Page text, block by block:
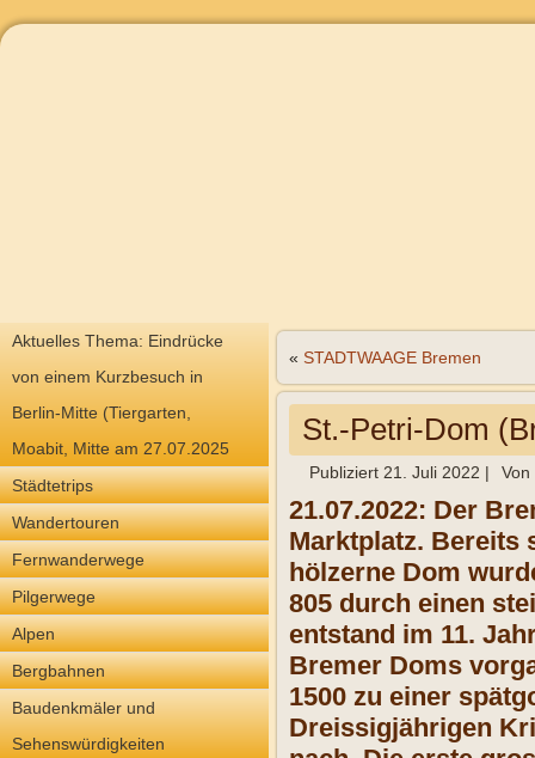
Aktuelles Thema: Eindrücke
von einem Kurzbesuch in
Berlin-Mitte (Tiergarten,
Moabit, Mitte am 27.07.2025
Städtetrips
Wandertouren
Fernwanderwege
Pilgerwege
Alpen
Bergbahnen
Baudenkmäler und
Sehenswürdigkeiten
« STADTWAAGE Bremen
St.-Petri-Dom
Publiziert 21. Juli 2022 | Von
21.07.2022: Der
Marktplatz. Bereits
hölzerne Dom
805 durch einen
entstand im 11.
Bremer Doms
1500 zu einer
Dreissigjährigen